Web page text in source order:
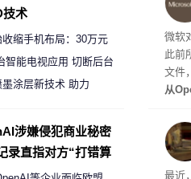
微软
此前
文件
从
营
最近
技术
缩手机布局：30万元
店 将被逐步清退
智能电视应用 切断后台
规行为
涂层新技术 助力
涉嫌侵犯商业秘密
录直指对方“打错算